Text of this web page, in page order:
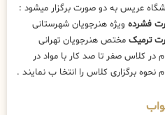
عریس به دو صورت برگزار میشود :
فشرده ویژه هنرجویان شهرستانی
ترمیک مختص هنرجویان تهرانی
کلاس صفر تا صد کار با مواد در
نحوه برگزاری کلاس را انتخا ب نمایند .